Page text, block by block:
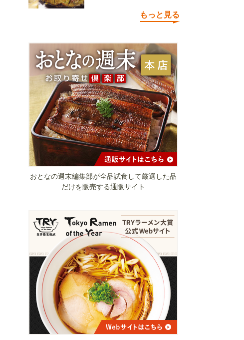
もっと見る
おとなの週末編集部が全品試食して厳選した品
だけを販売する通販サイト